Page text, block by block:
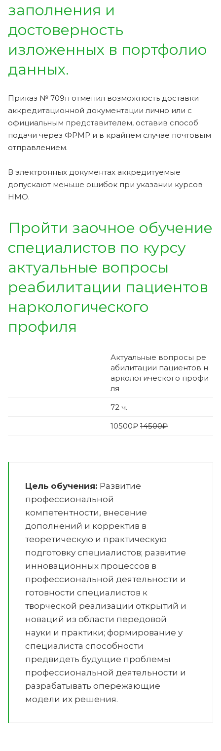
заполнения и
достоверность
изложенных в портфолио
данных.
Приказ № 709н отменил возможность доставки
аккредитационной документации лично или с
официальным представителем, оставив способ
подачи через ФРМР и в крайнем случае почтовым
отправлением.
В электронных документах аккредитуемые
допускают меньше ошибок при указании курсов
НМО.
Пройти заочное обучение
специалистов по курсу
актуальные вопросы
реабилитации пациентов
наркологического
профиля
Актуальные вопросы ре
абилитации пациентов н
аркологического профи
ля
72 ч.
10500₽ 14500₽
Цель обучения: Развитие
профессиональной
компетентности, внесение
дополнений и корректив в
теоретическую и практическую
подготовку специалистов; развитие
инновационных процессов в
профессиональной деятельности и
готовности специалистов к
творческой реализации открытий и
новаций из области передовой
науки и практики; формирование у
специалиста способности
предвидеть будущие проблемы
профессиональной деятельности и
разрабатывать опережающие
модели их решения.